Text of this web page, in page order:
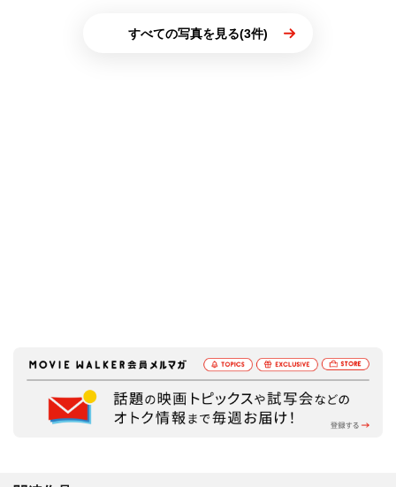
すべての写真を見る(3件)